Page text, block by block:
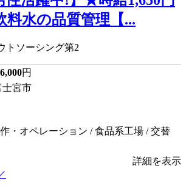
水の品質管理【...
トソーシング第2
円
士宮市
・オペレーション / 食品系工場 / 交替
詳細を表示